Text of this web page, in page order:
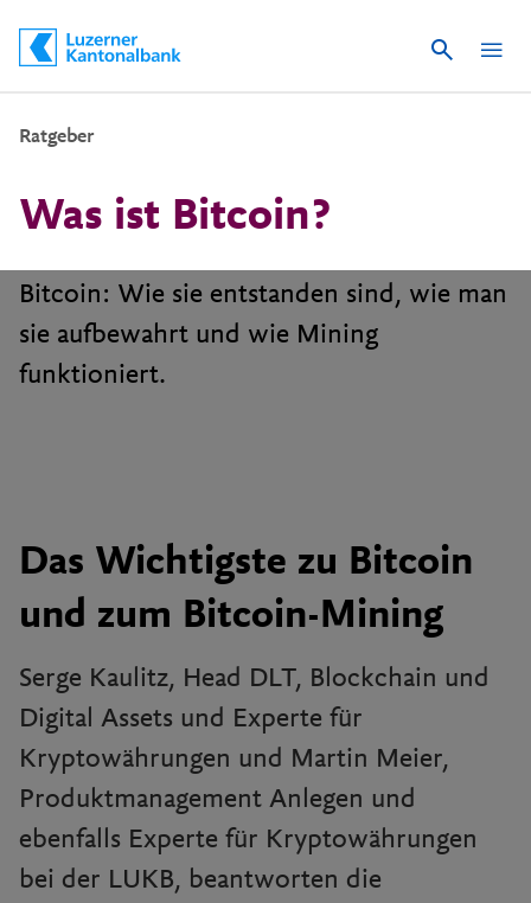
Suche
Ratgeber
Was ist Bitcoin?
Bitcoin: Wie sie entstanden sind, wie man
sie aufbewahrt und wie Mining
Das Wichtigste zu Bitcoin
und zum Bitcoin-Mining
Serge Kaulitz, Head DLT, Blockchain und
Digital Assets und Experte für
Kryptowährungen und Martin Meier,
Produktmanagement Anlegen und
ebenfalls Experte für Kryptowährungen
bei der LUKB, beantworten die